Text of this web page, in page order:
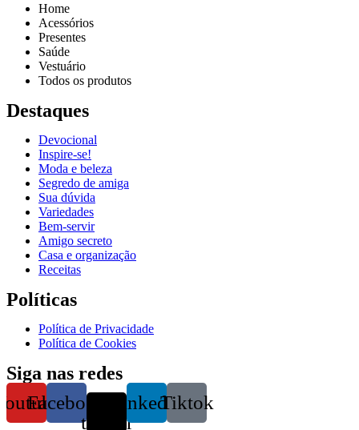
Home
Acessórios
Presentes
Saúde
Vestuário
Todos os produtos
Destaques
Devocional
Inspire-se!
Moda e beleza
Segredo de amiga
Sua dúvida
Variedades
Bem-servir
Amigo secreto
Casa e organização
Receitas
Políticas
Política de Privacidade
Política de Cookies
Siga nas redes
Facebook
twitter
LinkedinTiktok